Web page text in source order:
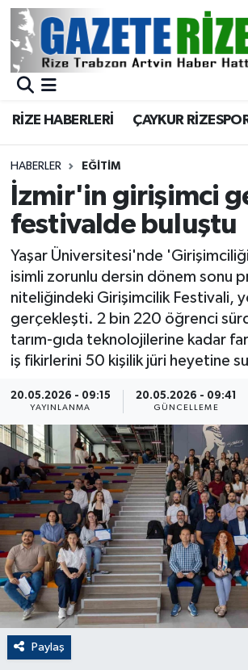
RİZE HABERLERİ ÇAYKUR
HABERLER EĞİTİM
İzmir'in girişimci
festivalde buluştu
Yaşar Üniversitesi'nde
isimli zorunlu dersin dönem sonu
niteliğindeki Girişimcilik Festivali,
gerçekleşti. 2 bin 220 öğrenci
tarım-gıda teknolojilerine kadar
iş fikirlerini 50 kişilik jüri heyetine
20.05.2026 - 09:15
YAYINLANMA
20.05.2026 - 09:41
GÜNCELLEME
Paylaş
BÖLGEMİZ
Asayiş
Rize Jandarma Komutanlığı
Bilim Teknoloji
Advertising news
Canlı Maç
ÇEVRE
Dış Haberler
Dünya
EĞİTİM
EKONOMİ
English News
Finans
Merkez Nöbetçi Eczaneler
Merkez Trafik Yoğunluk
Süper Lig Puan Durumu ve
Tüm Manşetler
Haber Arşivi